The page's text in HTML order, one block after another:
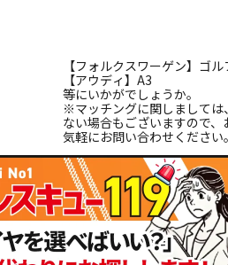
【フォルクスワーゲン】ゴ
【アウディ】A3
等にいかがでしょうか。
※マッチングに関しましては
ない場合もございますので
気軽にお問い合わせください。